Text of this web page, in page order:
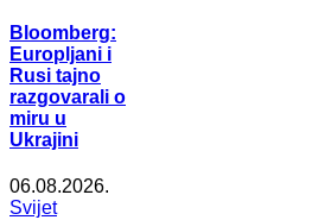
Bloomberg:
Europljani i
Rusi tajno
razgovarali o
miru u
Ukrajini
06.08.2026.
Svijet